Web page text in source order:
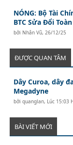
NÓNG: Bộ Tài
BTC Sửa Đổi
bởi Nhân Vũ, 26/12/25
ĐƯỢC QUAN TÂM
Dây Curoa, dây
Megadyne
bởiquanglan, Lúc 15:03
BÀI VIẾT MỚI